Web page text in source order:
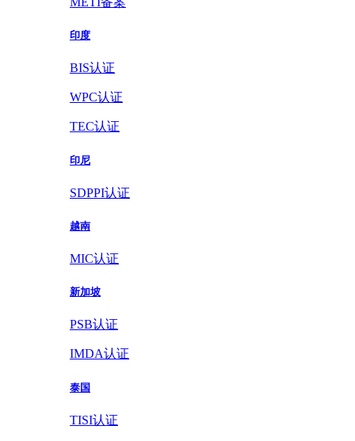
印度
BIS认证
WPC认证
TEC认证
印尼
SDPPI认证
越南
MIC认证
新加坡
PSB认证
IMDA认证
泰国
TISI认证